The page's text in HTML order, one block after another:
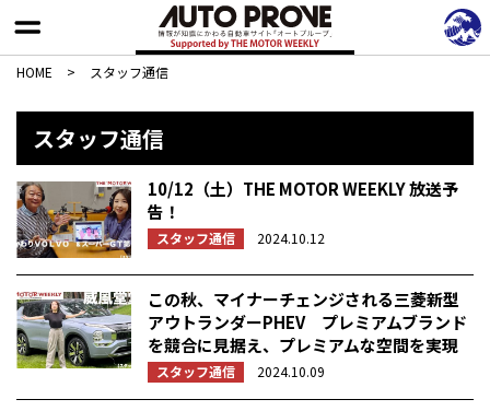
HOME > スタッフ通信
スタッフ通信
10/12（土）THE MOTOR WEEKLY 放送予
告！
スタッフ通信 2024.10.12
この秋、マイナーチェンジされる三菱新型
アウトランダーPHEV プレミアムブランド
を競合に見据え、プレミアムな空間を実現
スタッフ通信 2024.10.09